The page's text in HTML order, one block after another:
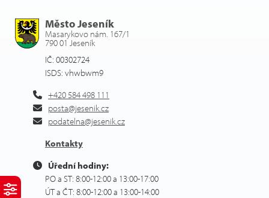
Město Jeseník
Masarykovo nám. 167/1
790 01 Jeseník
IČ: 00302724
ISDS: vhwbwm9
+420 584 498 111
posta@jesenik.cz
podatelna@jesenik.cz
Kontakty
Úřední hodiny:
PO a ST: 8:00-12:00 a 13:00-17:00
ÚT a ČT: 8:00-12:00 a 13:00-14:00